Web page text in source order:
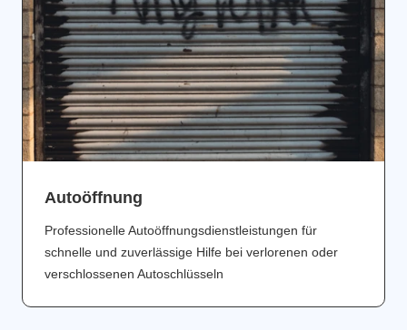
Аutoöffnung
Professionelle Autoöffnungsdienstleistungen für
schnelle und zuverlässige Hilfe bei verlorenen oder
verschlossenen Autoschlüsseln